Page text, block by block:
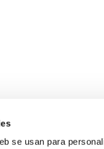
se usan para